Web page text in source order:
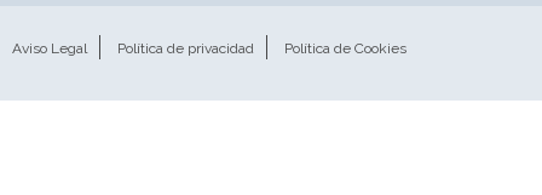
Aviso Legal Política de privacidad Política de Cookies